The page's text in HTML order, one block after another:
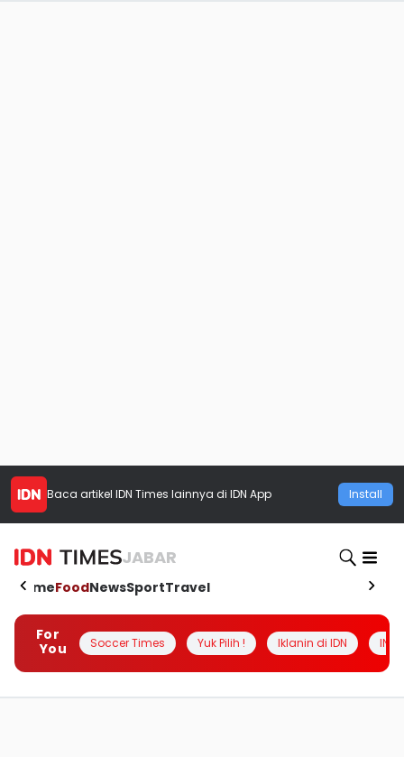
Baca artikel IDN Times lainnya di IDN App Install
JABAR
HomeFoodNewsSportTravel
For
You
Soccer Times Yuk Pilih ! Iklanin di IDN